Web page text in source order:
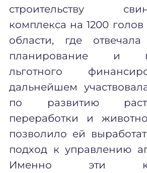
строительству
комплекса на 1200
области, где
планирование и
льготного
дальнейшем
по развитию
переработки и
позволило ей
подход к управлению
Именно эти